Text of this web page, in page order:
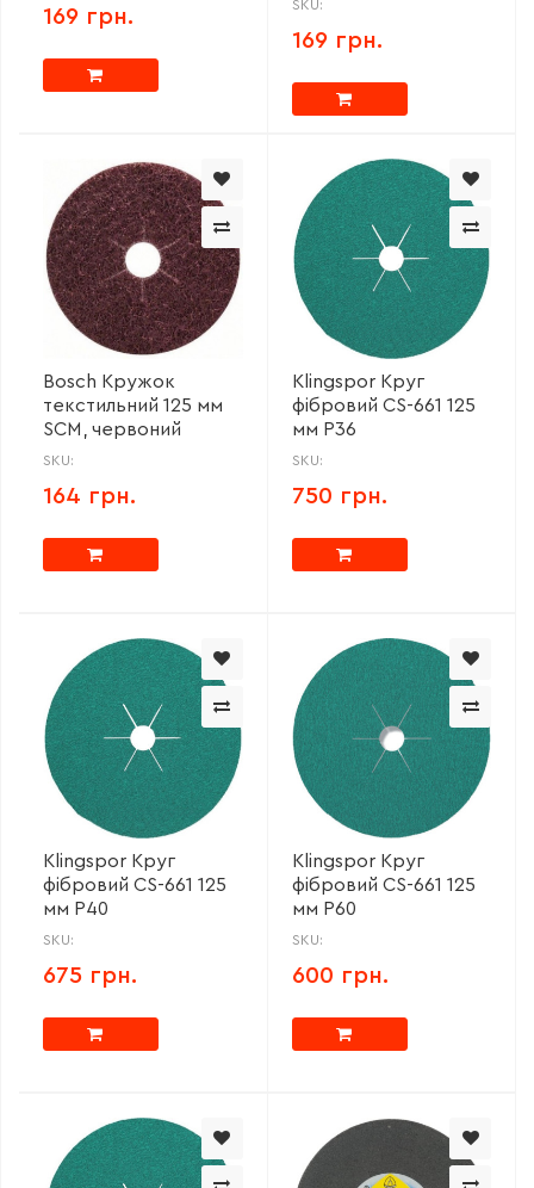
169 грн. SKU:
169 грн.
Bosch Кружок
текстильний 125 мм
SCM, червоний
SKU:
164 грн.
Klingspor Круг
фібровий CS-661 125
мм P36
SKU:
750 грн.
Klingspor Круг
фібровий CS-661 125
мм P40
SKU:
675 грн.
Klingspor Круг
фібровий CS-661 125
мм P60
SKU:
600 грн.